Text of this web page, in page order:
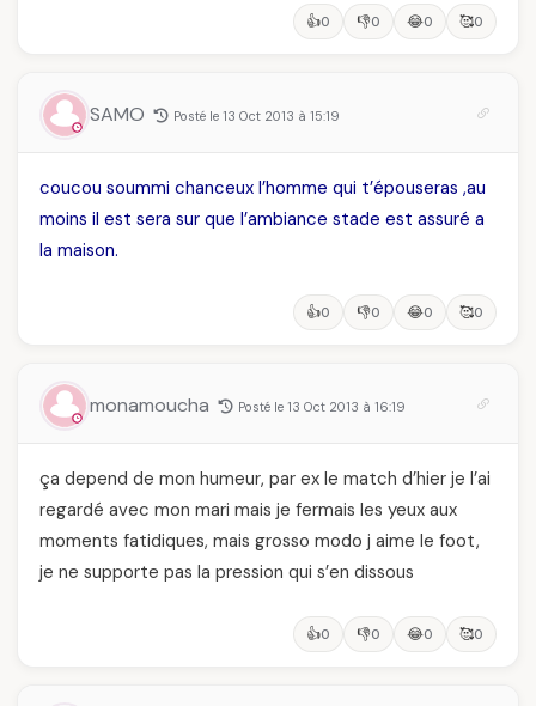
👍0 👎0 😂0 🥰0
SAMO Posté le 13 Oct 2013 à 15:19
coucou soummi chanceux l’homme qui t’épouseras ,au
moins il est sera sur que l’ambiance stade est assuré a
la maison.
👍0 👎0 😂0 🥰0
monamoucha Posté le 13 Oct 2013 à 16:19
ça depend de mon humeur, par ex le match d’hier je l’ai
regardé avec mon mari mais je fermais les yeux aux
moments fatidiques, mais grosso modo j aime le foot,
je ne supporte pas la pression qui s’en dissous
👍0 👎0 😂0 🥰0